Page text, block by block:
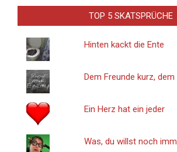
TOP 5 SKATSPRÜCHE
Hinten kackt die Ente
Dem Freunde kurz, dem
Ein Herz hat ein jeder
Was, du willst noch